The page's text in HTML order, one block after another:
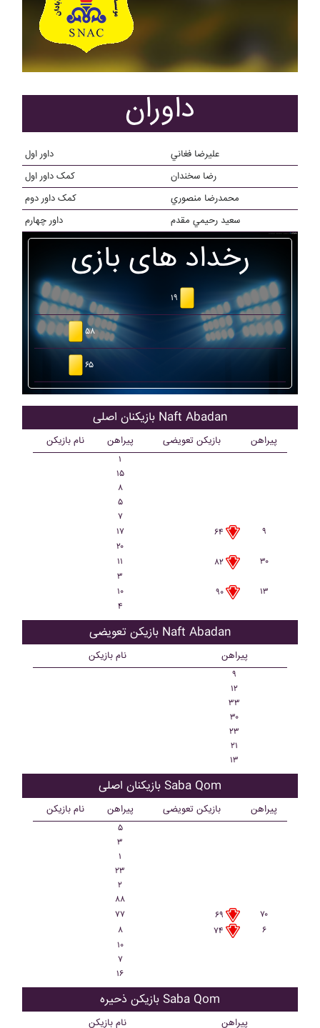
داوران
داور اول
عليرضا فغاني
کمک داور اول
رضا سخندان
کمک داور دوم
محمدرضا منصوري
داور چهارم
سعيد رحيمي مقدم
رخداد های بازی
۱۹
۵۸
۶۵
بازیکنان اصلی Naft Abadan
نام بازیکن پیراهن بازیکن تعویضی پیراهن
۱
۱۵
۸
۵
۷
۱۷
۶۴
۹
۲۰
۱۱
۸۲
۳۰
۳
۱۰
۹۰
۱۳
۴
بازیکن تعویضی Naft Abadan
نام بازیکن پیراهن
۹
۱۲
۳۳
۳۰
۲۳
۲۱
۱۳
بازیکنان اصلی Saba Qom
نام بازیکن پیراهن بازیکن تعویضی پیراهن
۵
۳
۱
۲۳
۲
۸۸
۷۷
۶۹
۷۰
۸
۷۴
۶
۱۰
۷
۱۶
بازیکن ذحیره Saba Qom
نام بازیکن پیراهن